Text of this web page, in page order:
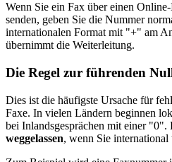
Wenn Sie ein Fax über einen
senden, geben Sie die Nummer
internationalen Format mit "+" am
übernimmt die Weiterleitung.
Die Regel zur führenden
Dies ist die häufigste Ursache für
Faxe. In vielen Ländern beginnen
bei Inlandsgesprächen mit einer
weggelassen, wenn Sie international